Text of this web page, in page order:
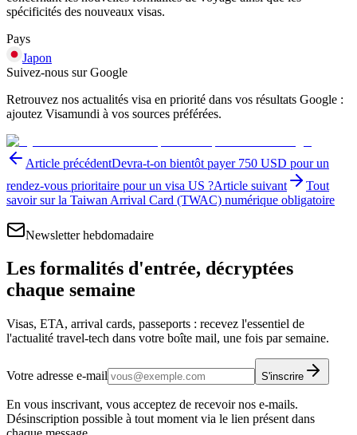
spécificités des nouveaux visas.
Pays
Japon
Suivez-nous sur Google
Retrouvez nos actualités visa en priorité dans vos résultats Google :
ajoutez Visamundi à vos sources préférées.
Article précédentDevra-t-on bientôt payer 750 USD pour un
rendez-vous prioritaire pour un visa US ?Article suivant
Tout
savoir sur la Taiwan Arrival Card (TWAC) numérique obligatoire
Newsletter hebdomadaire
Les formalités d'entrée, décryptées
chaque semaine
Visas, ETA, arrival cards, passeports : recevez l'essentiel de
l'actualité travel-tech dans votre boîte mail, une fois par semaine.
Votre adresse e-mail S'inscrire
En vous inscrivant, vous acceptez de recevoir nos e-mails.
Désinscription possible à tout moment via le lien présent dans